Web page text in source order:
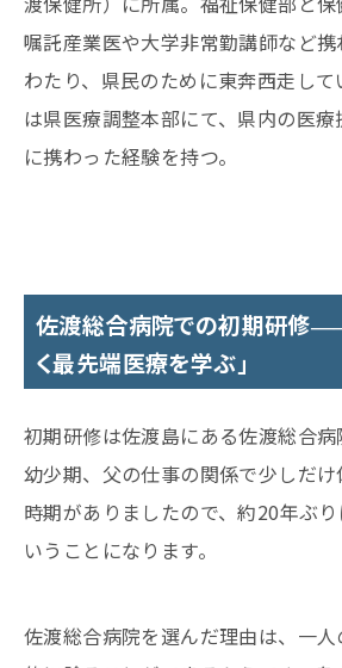
嘱託産業医や大学非常勤講師など
わたり、県民のために東奔西走し
は県医療調整本部にて、県内の医
に携わった経験を持つ。
佐渡総合病院での初期研修
く最先端医療を学ぶ」
初期研修は佐渡島にある佐渡総合病
幼少期、父の仕事の関係で少しだ
時期がありましたので、約20年ぶ
いうことになります。
佐渡総合病院を選んだ理由は、一